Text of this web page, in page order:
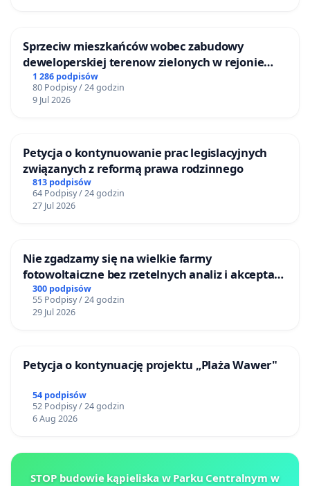
Sprzeciw mieszkańców wobec zabudowy
deweloperskiej terenow zielonych w rejonie
Bulwarów Straceńskich w Bielsku-Białej
1 286 podpisów
80 Podpisy / 24 godzin
9 Jul 2026
Petycja o kontynuowanie prac legislacyjnych
związanych z reformą prawa rodzinnego
813 podpisów
64 Podpisy / 24 godzin
27 Jul 2026
Nie zgadzamy się na wielkie farmy
fotowoltaiczne bez rzetelnych analiz i akceptacji
mieszkańców
300 podpisów
55 Podpisy / 24 godzin
29 Jul 2026
Petycja o kontynuację projektu „Plaża Wawer"
54 podpisów
52 Podpisy / 24 godzin
6 Aug 2026
STOP budowie kąpieliska w Parku Centralnym w